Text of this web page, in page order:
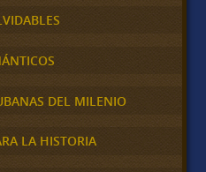
DEL MILENIO
LA HISTORIA